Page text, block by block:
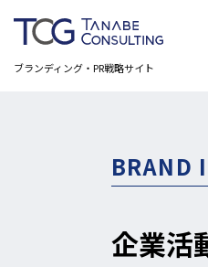
ブランディング・PR戦略サイト
BRAND
企業活